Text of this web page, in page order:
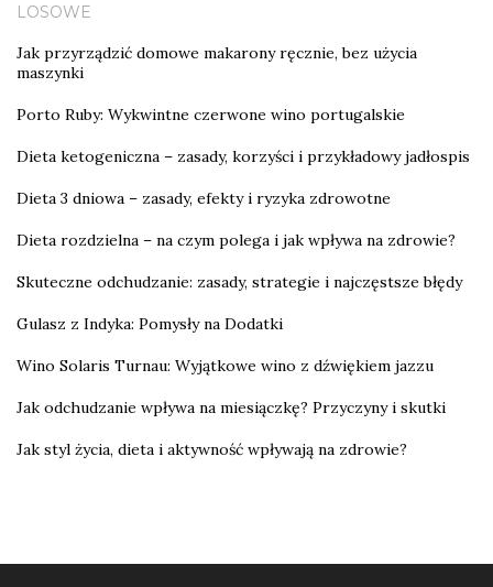
LOSOWE
Jak przyrządzić domowe makarony ręcznie, bez użycia
maszynki
Porto Ruby: Wykwintne czerwone wino portugalskie
Dieta ketogeniczna – zasady, korzyści i przykładowy jadłospis
Dieta 3 dniowa – zasady, efekty i ryzyka zdrowotne
Dieta rozdzielna – na czym polega i jak wpływa na zdrowie?
Skuteczne odchudzanie: zasady, strategie i najczęstsze błędy
Gulasz z Indyka: Pomysły na Dodatki
Wino Solaris Turnau: Wyjątkowe wino z dźwiękiem jazzu
Jak odchudzanie wpływa na miesiączkę? Przyczyny i skutki
Jak styl życia, dieta i aktywność wpływają na zdrowie?